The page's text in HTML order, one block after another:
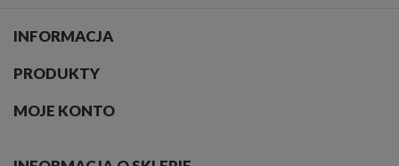
INFORMACJA
PRODUKTY
MOJE KONTO